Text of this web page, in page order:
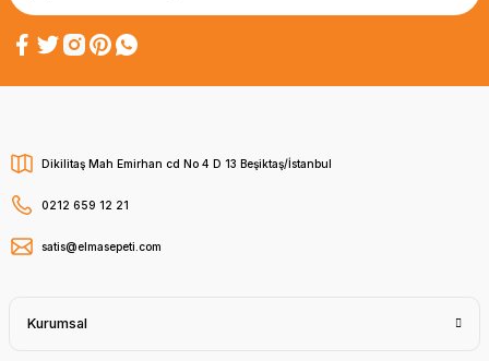
Dikilitaş Mah Emirhan cd No 4 D 13 Beşiktaş/İstanbul
0212 659 12 21
satis@elmasepeti.com
Kurumsal